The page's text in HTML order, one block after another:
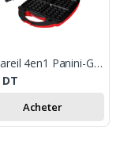
Appareil 4en1 Panini-Gaufre-Zouza-Maamoul 1200W Galaxy Naturel 689C-1
DT
Acheter